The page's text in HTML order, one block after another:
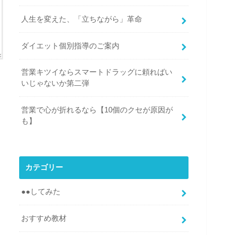
人生を変えた、「立ちながら」革命
ダイエット個別指導のご案内
営業キツイならスマートドラッグに頼ればい
いじゃないか第二弾
営業で心が折れるなら【10個のクセが原因が
も】
カテゴリー
●●してみた
おすすめ教材